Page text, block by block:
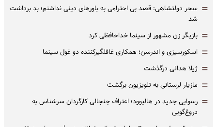
= سحر دولتشاهی: قصد بی احترامی به باورهای دینی نداشتم؛ بد برداشت
شد
= بازیگر زن مشهور از سینما خداحافظی کرد
= اسکورسیزی و اندرسن؛ همکاری غافلگیرکننده دو غول سینما
= ژیلا هدائی درگذشت
= مازیار لرستانی به تلویزیون برگشت
= رسوایی جدید در هالیوود؛ اعتراف جنجالی کارگردان سرشناس به
دروغ‌گویی